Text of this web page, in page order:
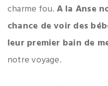
charme fou. A la Anse
chance de voir des
leur premier bain de
notre voyage.